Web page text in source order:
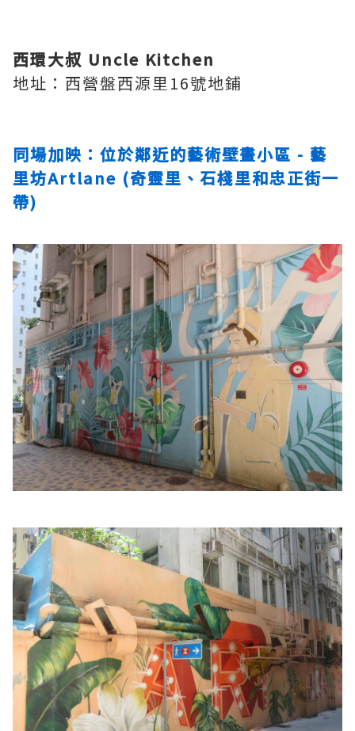
西環大叔 Uncle Kitchen
地址：西營盤西源里16號地鋪
同場加映：位於鄰近的藝術壁畫小區 - 藝
里坊Artlane (奇靈里、石棧里和忠正街一
帶)